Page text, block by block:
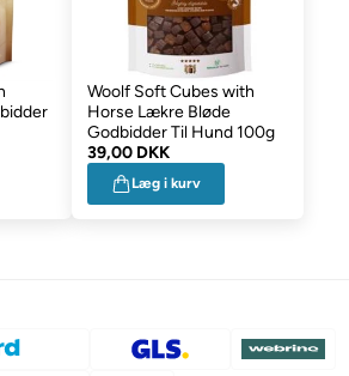
Woolf Soft Cubes with
Horse Lækre Bløde
Godbidder Til Hund 100g
39,00 DKK
Læg i kurv